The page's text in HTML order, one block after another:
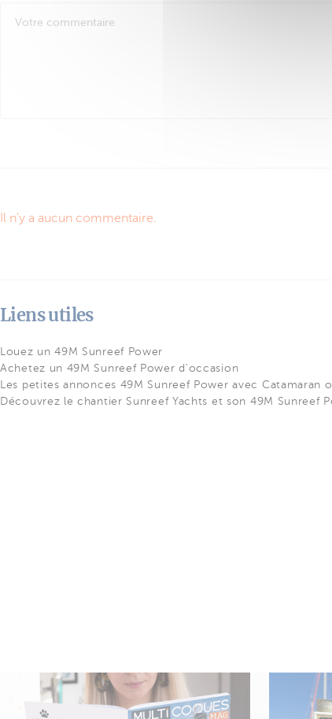
Il n'y a aucun commentaire.
Liens utiles
Louez un 49M Sunreef Power
Achetez un 49M Sunreef Power d'occasion
Les petites annonces 49M Sunreef Power avec Catamaran
Découvrez le chantier Sunreef Yachts et son 49M Sunreef